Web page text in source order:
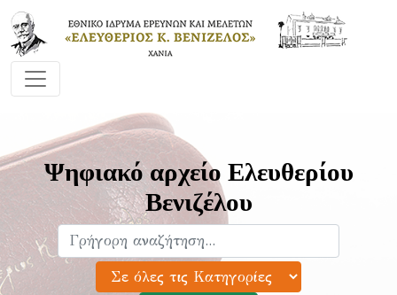
Ψηφιακό αρχείο Ελευθερίου
Βενιζέλου